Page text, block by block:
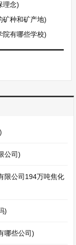
理念)
矿种和矿产地)
院有哪些学校)
公司)
限公司194万吨焦化
)
哪些公司)